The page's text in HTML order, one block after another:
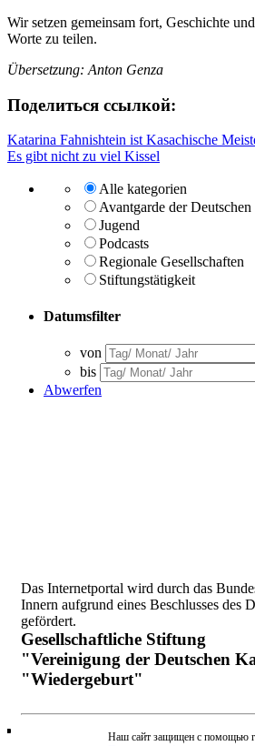
Wir setzen gemeinsam fort, Geschichte
Worte zu teilen.
Übersetzung: Anton Genza
Поделиться ссылкой:
Beitragsnavigation
Katarina Fahnishtein ist Kasachische
Es gibt nicht zu viel Kissel
Alle kategorien
Avantgarde der Deutschen
Jugend
Podcasts
Regionale Gesellschaften
Stiftungstätigkeit
Datumsfilter
von
bis
Abwerfen
Das Internetportal wird durch das
Innern aufgrund eines Beschlusses des
gefördert.
Gesellschaftliche Stiftung
"Vereinigung der Deutschen
"Wiedergeburt"
Наш сайт защищен с помощью